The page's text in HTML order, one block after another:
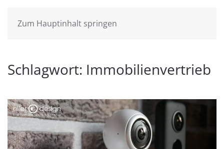
Zum Hauptinhalt springen
Schlagwort: Immobilienvertrieb